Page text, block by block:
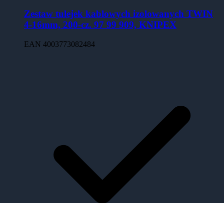
Zestaw tulejek kablowych izolowanych TWIN
4-16mm, 200-cz. 97 99 909, KNIPEX
EAN 4003773082484